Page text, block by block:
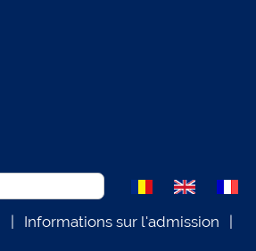
Informations sur l'admission